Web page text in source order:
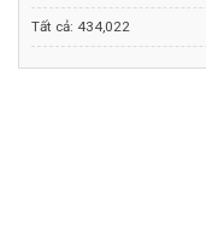
Tất cả: 434,022